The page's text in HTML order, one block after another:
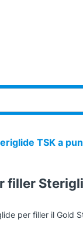
TSK a
filler
per filler il Gold